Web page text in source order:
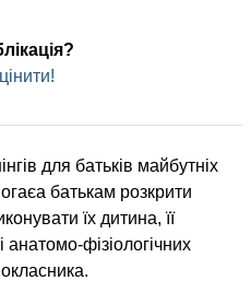
для батьків майбутніх
батькам розкрити
їх дитина, її
анатомо-фізіологічних